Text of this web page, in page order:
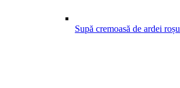
Supă cremoasă de ardei roșu